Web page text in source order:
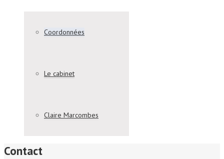
Coordonnées
Le cabinet
Claire Marcombes
Contact